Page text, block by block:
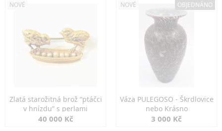
NOVÉ
Zlatá starožitná brož “ptáčci
v hnízdu” s perlami
40 000 Kč
NOVÉ OBJEDNÁNO
Váza PULEGOSO - Škrdlovice
nebo Krásno
3 000 Kč